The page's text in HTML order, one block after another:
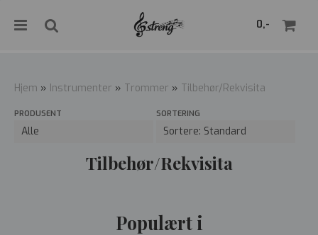
0,-
Hjem » Instrumenter » Trommer » Tilbehør/Rekvisita
PRODUSENT SORTERING
Tilbehør/Rekvisita
Populært i